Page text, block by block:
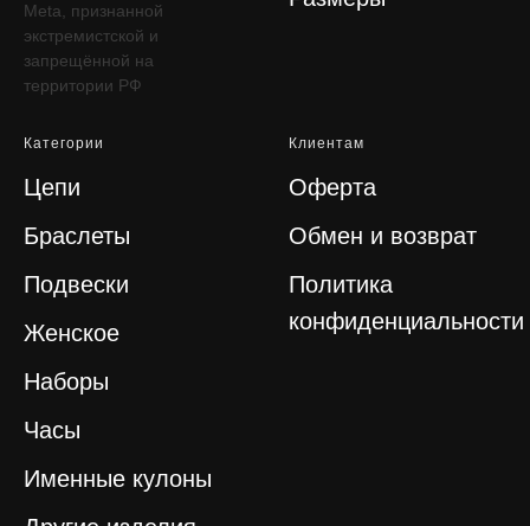
Meta, признанной
экстремистской и
запрещённой на
территории РФ
Категории
Цепи
Браслеты
Подвески
Женское
Наборы
Часы
Именные кулоны
Клиентам
Оферта
Обмен и возврат
Политика
конфиденциальности